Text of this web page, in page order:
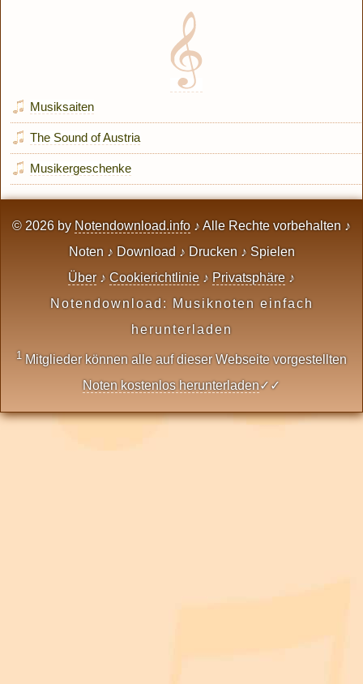
Musiksaiten
The Sound of Austria
Musikergeschenke
© 2026 by Notendownload.info ♪ Alle Rechte vorbehalten ♪
Noten ♪ Download ♪ Drucken ♪ Spielen
Über ♪ Cookierichtlinie ♪ Privatsphäre ♪
Notendownload: Musiknoten einfach
herunterladen
1 Mitglieder können alle auf dieser Webseite vorgestellten
Noten kostenlos herunterladen✓✓